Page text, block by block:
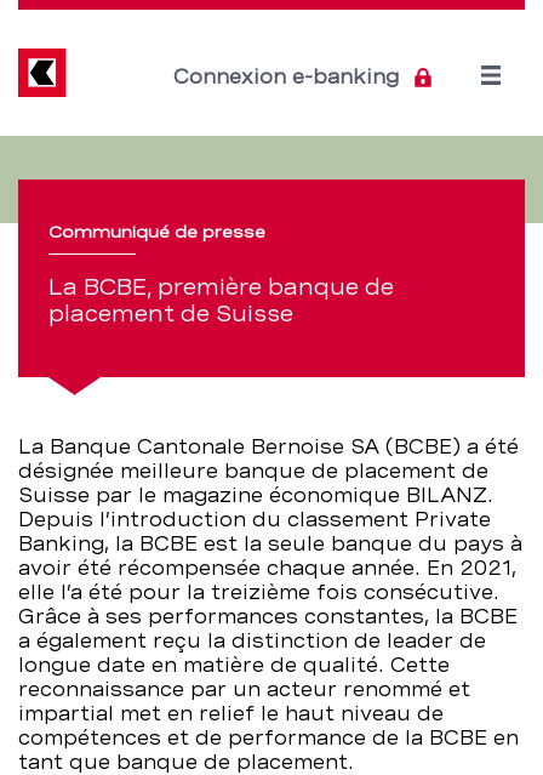
BCBE,
première
banque
de
placement
de
Suisse
–
BCBE
Direkt
Inhalt
Connexion e-banking
Open
navigation
service
Communiqué de presse
La BCBE, première banque de
placement de Suisse
La Banque Cantonale Bernoise SA (BCBE) a été
désignée meilleure banque de placement de
Suisse par le magazine économique BILANZ.
Depuis l’introduction du classement Private
Banking, la BCBE est la seule banque du pays à
avoir été récompensée chaque année. En 2021,
elle l’a été pour la treizième fois consécutive.
Grâce à ses performances constantes, la BCBE
a également reçu la distinction de leader de
longue date en matière de qualité. Cette
reconnaissance par un acteur renommé et
impartial met en relief le haut niveau de
compétences et de performance de la BCBE en
tant que banque de placement.